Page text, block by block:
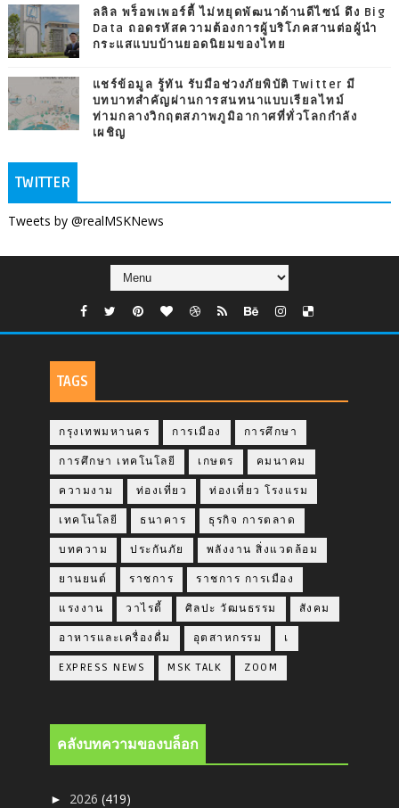
ลลิล พร็อพเพอร์ตี้ ไม่หยุดพัฒนาด้านดีไซน์ ดึง Big
Data ถอดรหัสความต้องการผู้บริโภคสานต่อผู้นำ
กระแสแบบบ้านยอดนิยมของไทย
แชร์ข้อมูล รู้ทัน รับมือช่วงภัยพิบัติ Twitter มี
บทบาทสำคัญผ่านการสนทนาแบบเรียลไทม์
ท่ามกลางวิกฤตสภาพภูมิอากาศที่ทั่วโลกกำลัง
เผชิญ
TWITTER
Tweets by @realMSKNews
TAGS
กรุงเทพมหานคร การเมือง การศึกษา
การศึกษา เทคโนโลยี เกษตร คมนาคม
ความงาม ท่องเที่ยว ท่องเที่ยว โรงแรม
เทคโนโลยี ธนาคาร ธุรกิจ การตลาด
บทความ ประกันภัย พลังงาน สิ่งแวดล้อม
ยานยนต์ ราชการ ราชการ การเมือง
แรงงาน วาไรตี้ ศิลปะ วัฒนธรรม สังคม
อาหารและเครื่องดื่ม อุตสาหกรรม เ
EXPRESS NEWS MSK TALK ZOOM
คลังบทความของบล็อก
► 2026(419)